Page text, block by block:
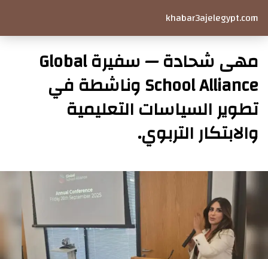
khabar3ajelegypt.com
مهى شحادة — سفيرة Global
School Alliance وناشطة في
تطوير السياسات التعليمية
والابتكار التربوي.